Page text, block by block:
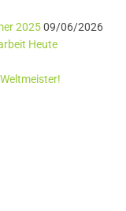
202509/06/2026
Heute